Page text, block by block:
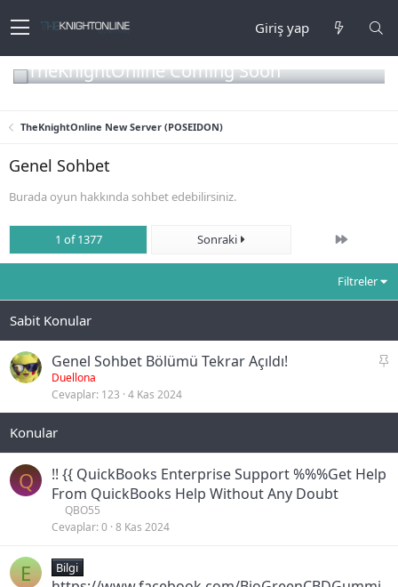
Giriş yap
TheKnightOnline Coming Soon
TheKnightOnline New Server (POSEIDON)
Genel Sohbet
Burada oyun hakkında sohbet edebilirsiniz.
1 of 1377 Sonraki Son
Filtreler
S
i
Genel Sohbet Bölümü Tekrar Açıldı!
Duellona
Cevaplar 123 4 Kas 2024
Q
!! {{ QuickBooks Enterprise Support %%%Get Help
From QuickBooks Help Without Any Doubt
QBO55
Cevaplar 0 8 Kas 2024
E Bilgi